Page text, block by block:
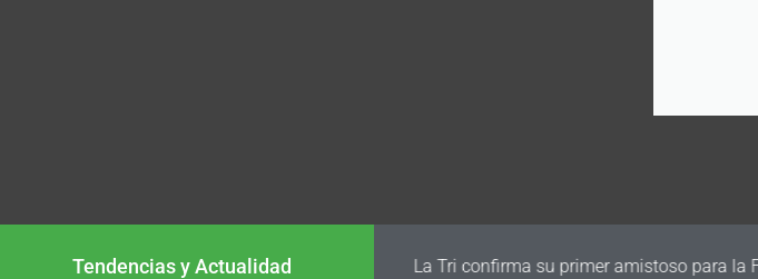
Tendencias y Actualidad La Tri confirma su primer amistoso para la